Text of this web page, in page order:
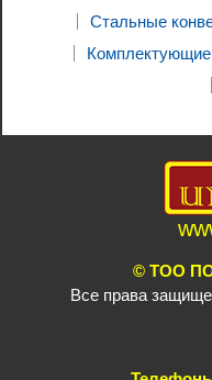
Стальные
© ТОО ПО
Все права